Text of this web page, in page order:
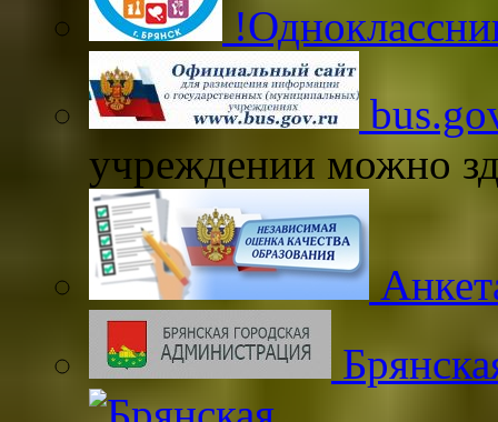
учреждении можно